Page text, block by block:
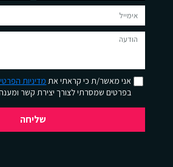
אני מאשר/ת כי קראתי את מדיניות
בפרטים שמסרתי לצורך יצירת קשר ומענה
שליחה